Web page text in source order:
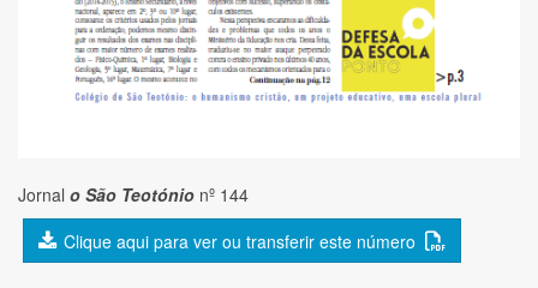
Jornal o São Teotónio nº 144
Clique aqui para ver ou transferir este número